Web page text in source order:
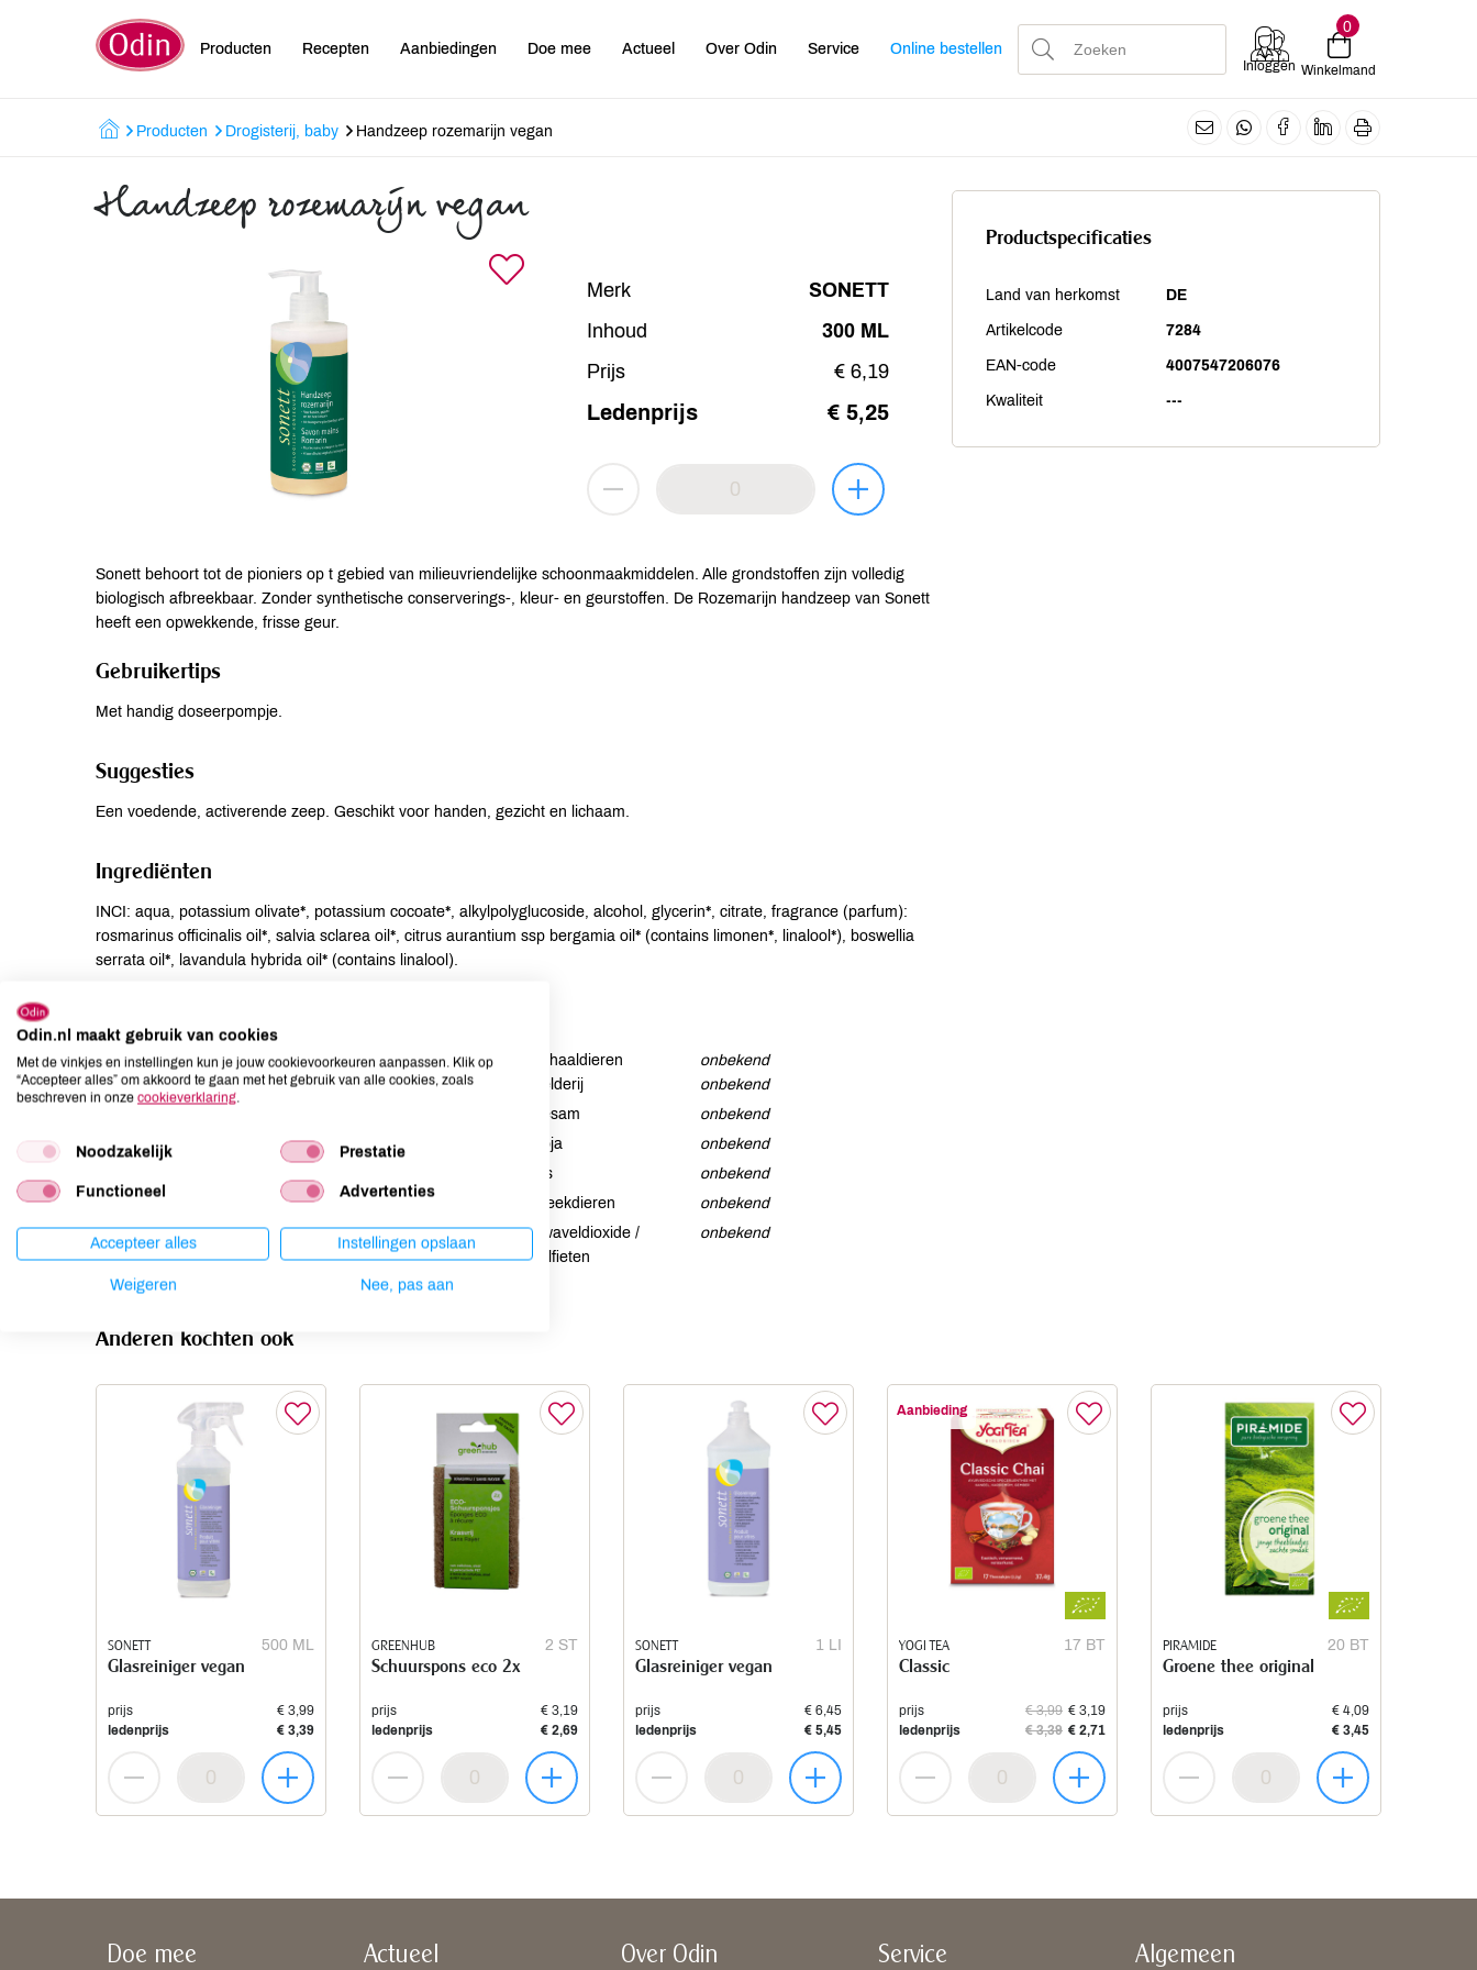
Producten Recepten Aanbiedingen Doe mee Actueel Over Odin Service Online bestellen
Inloggen
0
Winkelmand
Producten Drogisterij, baby Handzeep rozemarijn vegan
Handzeep rozemarijn vegan
Merk
SONETT
Inhoud
300 ML
Prijs
€ 6,19
Ledenprijs € 5,25
Sonett behoort tot de pioniers op t gebied van milieuvriendelijke schoonmaakmiddelen. Alle grondstoffen zijn volledig
biologisch afbreekbaar. Zonder synthetische conserverings-, kleur- en geurstoffen. De Rozemarijn handzeep van Sonett
heeft een opwekkende, frisse geur.
Gebruikertips
Met handig doseerpompje.
Suggesties
Een voedende, activerende zeep. Geschikt voor handen, gezicht en lichaam.
Ingrediënten
INCI: aqua, potassium olivate*, potassium cocoate*, alkylpolyglucoside, alcohol, glycerin*, citrate, fragrance (parfum):
rosmarinus officinalis oil*, salvia sclarea oil*, citrus aurantium ssp bergamia oil* (contains limonen*, linalool*), boswellia
serrata oil*, lavandula hybrida oil* (contains linalool).
Aardnoten
onbekend
Ei
onbekend
Lactose
onbekend
onbekend
Noten
Schaaldieren
onbekend
Selderij
onbekend
Sesam
onbekend
Soja
onbekend
Vis
onbekend
Weekdieren
onbekend
Zwaveldioxide /
sulfieten
onbekend
Productspecificaties
Land van herkomst DE
Artikelcode 7284
EAN-code 4007547206076
Kwaliteit ---
Anderen kochten ook
SONETT 500 ML
Glasreiniger vegan
prijs
€ 3,99
ledenprijs
€ 3,39
GREENHUB 2 ST
Schuurspons eco 2x
prijs
€ 3,19
ledenprijs
€ 2,69
SONETT 1 LI
Glasreiniger vegan
prijs
€ 6,45
ledenprijs
€ 5,45
Aanbieding
YOGI TEA 17 BT
Classic
prijs € 3,99 € 3,19
ledenprijs
€ 3,39 € 2,71
PIRAMIDE 20 BT
Groene thee original
prijs
€ 4,09
ledenprijs
€ 3,45
Doe mee Actueel Over Odin Service Algemeen
Odin.nl maakt gebruik van cookies
Met de vinkjes en instellingen kun je jouw cookievoorkeuren aanpassen. Klik op
“Accepteer alles” om akkoord te gaan met het gebruik van alle cookies, zoals
beschreven in onze cookieverklaring.
Noodzakelijk Prestatie
Functioneel Advertenties
Accepteer alles Instellingen opslaan
Weigeren Nee, pas aan